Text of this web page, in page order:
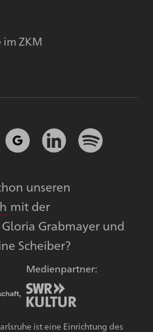
ZKM
unseren
mit der
Grabmayer und
Scheiber?
Medienpartner:
ist eine Einrichtung des